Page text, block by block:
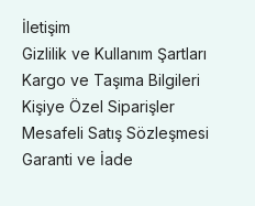
İletişim
Gizlilik ve Kullanım Şartları
Kargo ve Taşıma Bilgileri
Kişiye Özel Siparişler
Mesafeli Satış Sözleşmesi
Garanti ve İade